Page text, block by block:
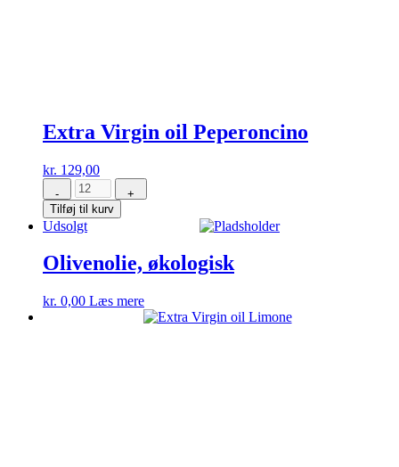
Extra Virgin oil Peperoncino
kr. 129,00
-
Extra
Virgin
oil
antal
+
Tilføj til kurv
Udsolgt
Olivenolie, økologisk
kr. 0,00 Læs mere